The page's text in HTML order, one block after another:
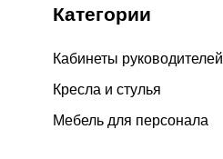
Категории
Кабинеты руководителей
Кресла и стулья
Мебель для персонала